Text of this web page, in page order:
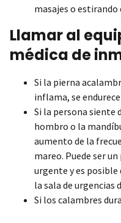
masajes o
Llamar al
médica de
Si la pierna
inflama, se
Si la persona siente
hombro o la
aumento de la
mareo. Puede ser
urgente y es posible
la sala de urgencias
Si los calambres